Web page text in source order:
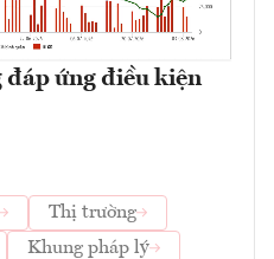
đáp ứng điều kiện
Thị trường
Khung pháp lý